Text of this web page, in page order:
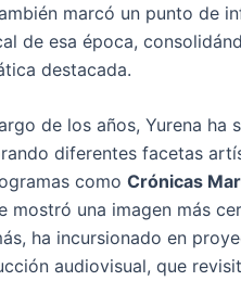
marcó un punto de
de esa época,
destacada.
de los años, Yurena ha
diferentes facetas
como Crónicas
mostró una imagen más
ha incursionado en
audiovisual, que